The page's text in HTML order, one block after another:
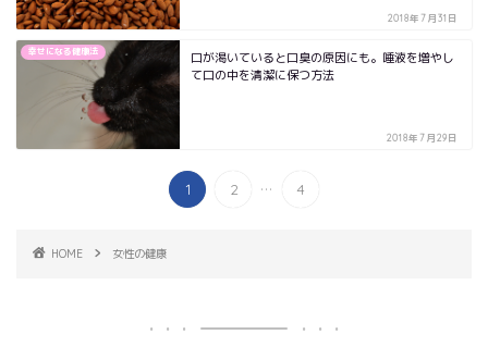
2018年7月31日
幸せになる健康法
口が渇いていると口臭の原因にも。唾液を増やし
て口の中を清潔に保つ方法
2018年7月29日
1 2 ... 4
HOME 女性の健康